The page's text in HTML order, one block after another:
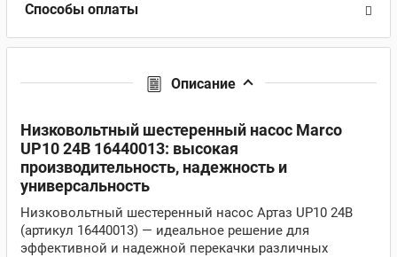
Способы оплаты
Описание
Низковольтный шестеренный насос Marco
UP10 24В 16440013: высокая
производительность, надежность и
универсальность
Низковольтный шестеренный насос Артаз UP10 24В
(артикул 16440013) — идеальное решение для
эффективной и надежной перекачки различных